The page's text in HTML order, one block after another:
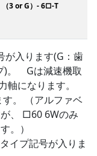
3 or G）- 6□-T
が入ります(G：歯
)。 Gは減速機取
になります。
。 （アルファベ
、 □60 6Wのみ
。）
イプ記号が入りま